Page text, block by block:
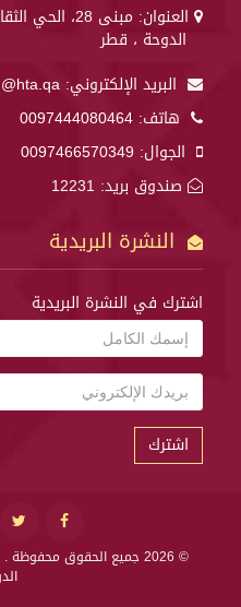
العنوان: مبنى 28، الحي الثقافي (كتارا)،
الدوحة ، قطر
البريد الإلكتروني:
هاتف: 0097444080464
الجوال: 0097466570349
صندوق بريد: 12231
النشرة البريدية
اشترك في النشرة البريدية
اشترك
© 2026 جميع الحقوق محفوظة .